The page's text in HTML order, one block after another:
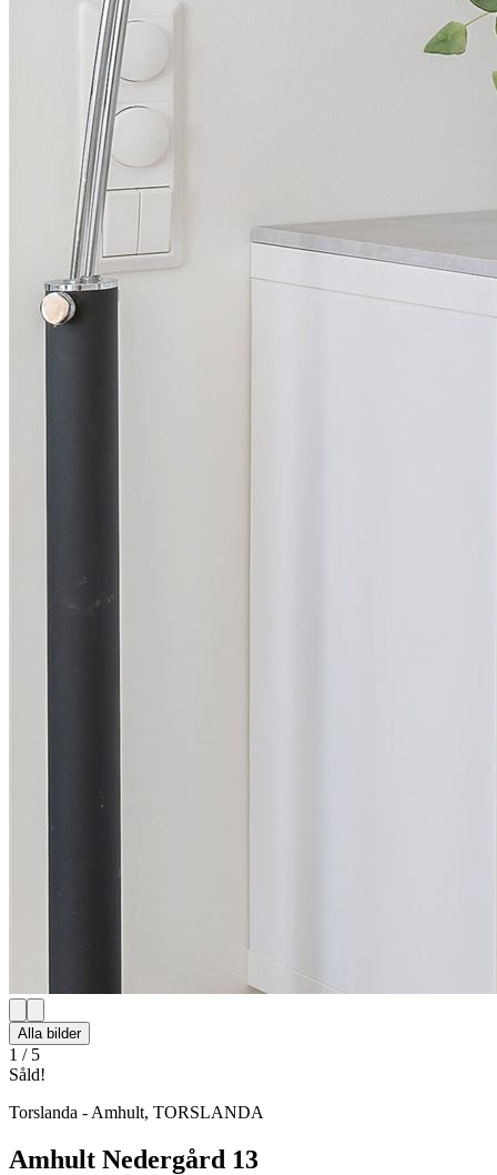
Alla bilder
1 / 5
Såld!
Torslanda - Amhult, TORSLANDA
Amhult Nedergård 13